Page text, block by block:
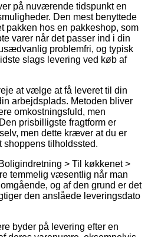
på nuværende tidspunkt en
Den mest benyttede
pakken hos en pakkeshop, som
varer når det passer ind i din
problemfri, og typisk
slags levering ved køb af
at vælge at få leveret til din
arbejdsplads. Metoden bliver
omkostningsfuld, men
prisbilligste fragtform er
men dette kræver at du er
shoppens tilholdssted.
> Til køkkenet >
temmelig væsentlig når man
og af den grund er det
den anslåede leveringsdato
byder på levering efter en